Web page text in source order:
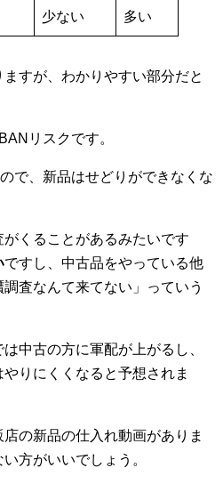
少ない 多い
すが、わかりやすい部分だと
リスクです。
で、新品はせどりができなくな
くることがあるみたいです
ですし、中古品をやっている他
査なんて来てない」っていう
中古の方に軍配が上がるし、
りにくくなると予想されま
の新品の仕入れ動画がありま
方がいいでしょう。